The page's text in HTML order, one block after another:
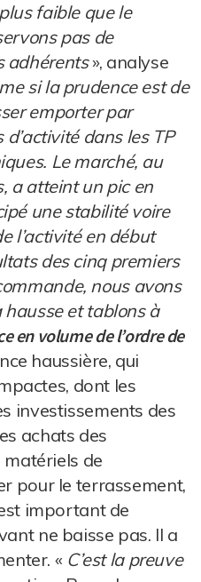
faible que le
pas de
adhérents», analyse
si la prudence est de
emporter par
d’activité dans les TP
Le marché, au
a atteint un pic en
une stabilité voire
l’activité en début
des cinq premiers
nous avons
et tablons à
en volume de l’ordre de
haussière, qui
dont les
investissements des
achats des
matériels de
pour le terrassement,
important de
ne baisse pas. Il a
« C’est la preuve